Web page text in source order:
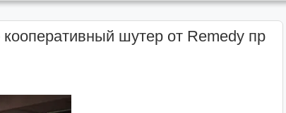
шутер от Remedy пр